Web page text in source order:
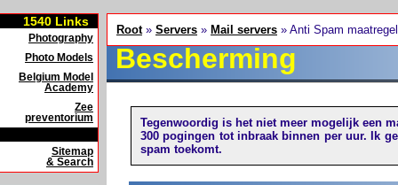
1540 Links
Photography
Photo Models
Belgium Model
Academy
Zee
preventorium
Sitemap
& Search
Root» Servers » Mail servers » Anti Spam
Bescherming
Tegenwoordig is het niet meer mogelijk een
300 pogingen tot inbraak binnen per uur. Ik
spam toekomt.